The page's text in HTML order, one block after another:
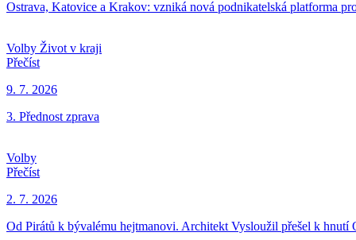
Ostrava, Katovice a Krakov: vzniká nová podnikatelská platforma
Volby Život v kraji
Přečíst
9. 7. 2026
3. Přednost zprava
Volby
Přečíst
2. 7. 2026
Od Pirátů k bývalému hejtmanovi. Architekt Vysloužil přešel k hnutí